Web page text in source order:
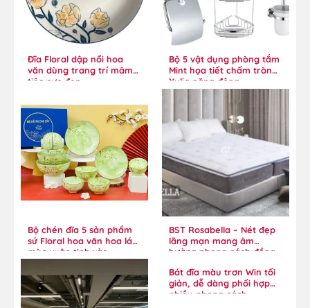
Đĩa Floral dập nổi hoa
văn dùng trang trí mâm
tiệc cực đẹp
Bộ 5 vật dụng phòng tắm
Mint họa tiết chấm tròn
Xylia năng động
Bộ chén đĩa 5 sản phẩm
sứ Floral hoa văn hoa lá
mùa xuân tinh xảo
BST Rosabella – Nét đẹp
lãng mạn mang âm
hưởng phong cách đồng
Bát đĩa màu trơn Win tối
giản, dễ dàng phối hợp
nhiều phong cách